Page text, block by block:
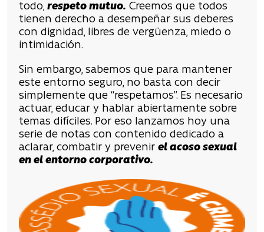
todo, respeto mutuo. Creemos que todos
tienen derecho a desempeñar sus deberes
con dignidad, libres de vergüenza, miedo o
intimidación.
Sin embargo, sabemos que para mantener
este entorno seguro, no basta con decir
simplemente que “respetamos”. Es necesario
actuar, educar y hablar abiertamente sobre
temas difíciles. Por eso lanzamos hoy una
serie de notas con contenido dedicado a
aclarar, combatir y prevenir el acoso sexual
en el entorno corporativo.